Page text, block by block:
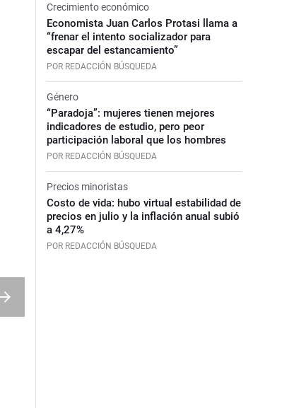
Crecimiento económico
Economista Juan Carlos Protasi llama a
“frenar el intento socializador para
escapar del estancamiento”
POR REDACCIÓN BÚSQUEDA
Género
“Paradoja”: mujeres tienen mejores
indicadores de estudio, pero peor
participación laboral que los hombres
POR REDACCIÓN BÚSQUEDA
Precios minoristas
Costo de vida: hubo virtual estabilidad de
precios en julio y la inflación anual subió
a 4,27%
POR REDACCIÓN BÚSQUEDA